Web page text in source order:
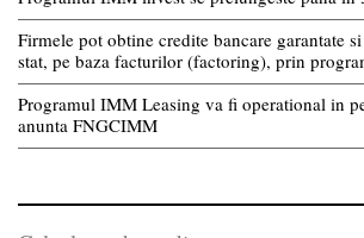
Firmele pot obtine credite bancare garantate
stat, pe baza facturilor (factoring), prin
Programul IMM Leasing va fi operational in
anunta FNGCIMM